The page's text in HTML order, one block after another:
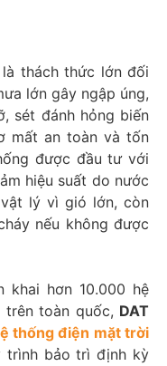
thách thức lớn đối
lớn gây ngập úng,
sét đánh hỏng biến
mất an toàn và tốn
được đầu tư với
hiệu suất do nước
lý vì gió lớn, còn
nếu không được
khai hơn 10.000 hệ
toàn quốc, DAT
thống điện mặt trời
trình bảo trì định kỳ